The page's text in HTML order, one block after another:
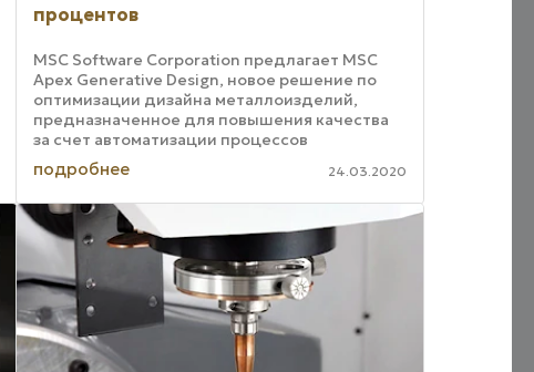
процентов
MSC Software Corporation предлагает MSC
Apex Generative Design, новое решение по
оптимизации дизайна металлоизделий,
предназначенное для повышения качества
за счет автоматизации процессов
конструирования со встроенными знаниями в
области ...
подробнее 24.03.2020